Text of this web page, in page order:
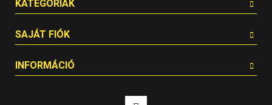
KATEGÓRIÁK
SAJÁT FIÓK
INFORMÁCIÓ